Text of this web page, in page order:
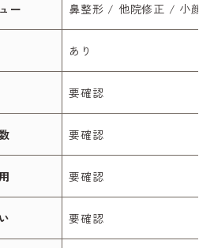
ー 鼻整形 / 他院修正 / 小顔
あり
要確認
要確認
要確認
要確認